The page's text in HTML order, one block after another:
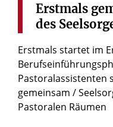
Erstmals
des
Erstmals startet im
Pastoralassistenten
gemeinsam /
Pastoralen Räumen